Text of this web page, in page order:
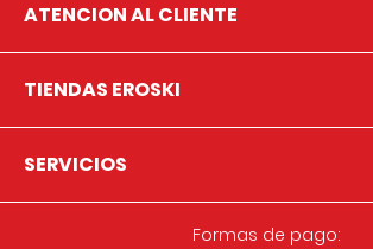
ATENCION AL CLIENTE
TIENDAS EROSKI
SERVICIOS
Formas de pago: